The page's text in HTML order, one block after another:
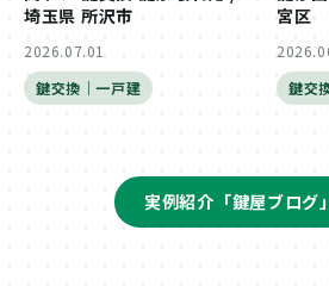
埼玉県 所沢市
2026.07.01
鍵交換｜一戸建
宮区
鍵交
実例紹介「鍵屋ブログ